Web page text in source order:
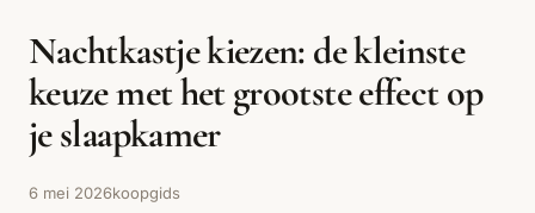
Botanisch
Interieur
Brutalisme Coastal
Comfort
Maxxing
Cottagecore
Dopamine
Hal Kinderkamer
Nachtkastje kiezen: de kleinste
keuze met het grootste effect op
je slaapkamer
6 mei 2026koopgids